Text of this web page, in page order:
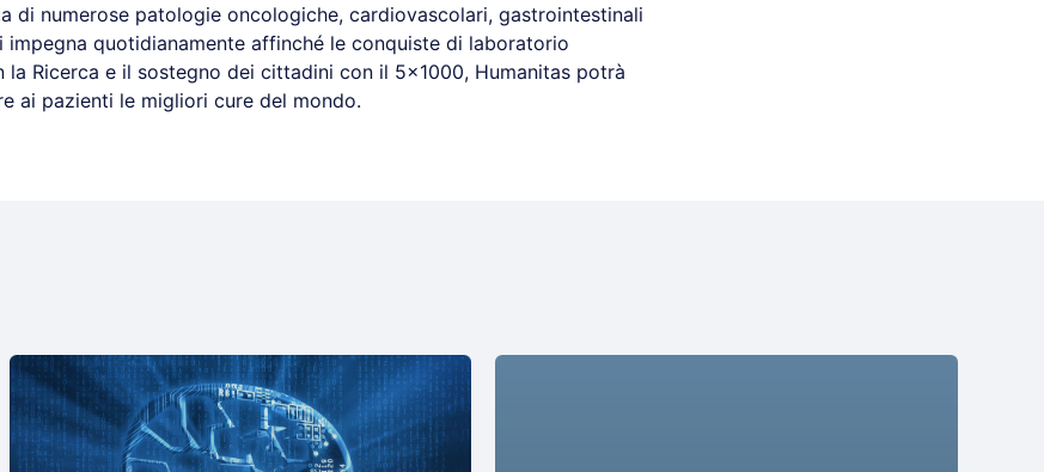
di numerose patologie oncologiche, cardiovascolari, gastrointestinali
impegna quotidianamente affinché le conquiste di laboratorio
la Ricerca e il sostegno dei cittadini con il 5×1000, Humanitas potrà
ai pazienti le migliori cure del mondo.